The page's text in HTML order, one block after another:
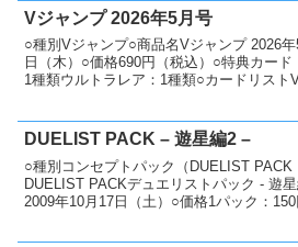
Vジャンプ 2026年5月号
○種別Vジャンプ○商品名Vジャンプ 2026
日（木）○価格690円（税込）○特典カー
1種類ウルトラレア：1種類○カードリスト
DUELIST PACK – 遊星編2 –
○種別コンセプトパック（DUELIST
DUELIST PACKデュエリストパック - 遊
2009年10月17日（土）○価格1パック：